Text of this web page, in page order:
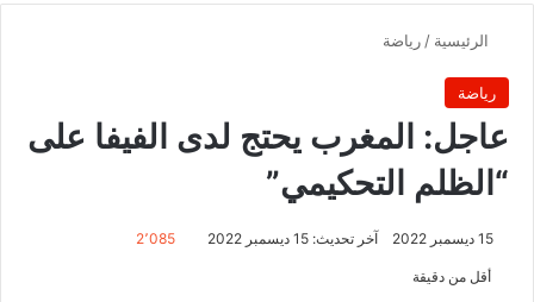
الرئيسية / رياضة
رياضة
عاجل: المغرب يحتج لدى الفيفا على
“الظلم التحكيمي”
15 ديسمبر 2022 آخر تحديث: 15 ديسمبر 2022 2٬085
أقل من دقيقة